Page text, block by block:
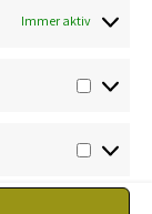
Immer aktiv